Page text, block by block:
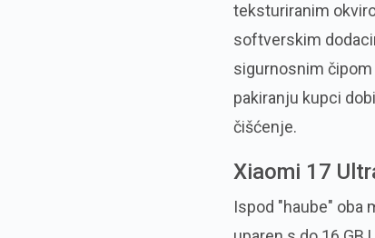
teksturiranim
softverskim
sigurnosnim
pakiranju kupci
čišćenje.
Xiaomi 17
Ispod "haube" oba